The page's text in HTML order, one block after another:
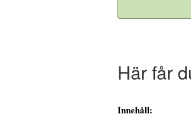
Här får
Innehåll: